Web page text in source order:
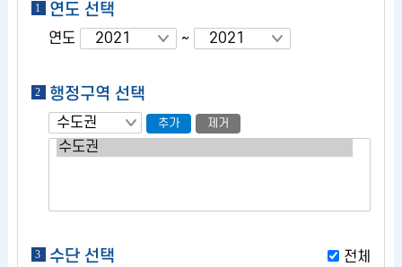
연도 선택
연도 ~
행정구역 선택
추가 제거
수단 선택
전체